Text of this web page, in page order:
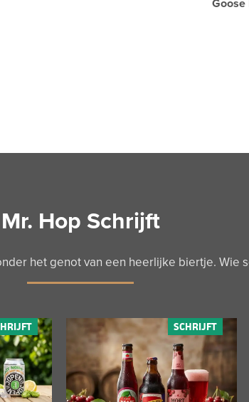
Mr. Hop Schrijft
het genot van een heerlijke biertje. Wie